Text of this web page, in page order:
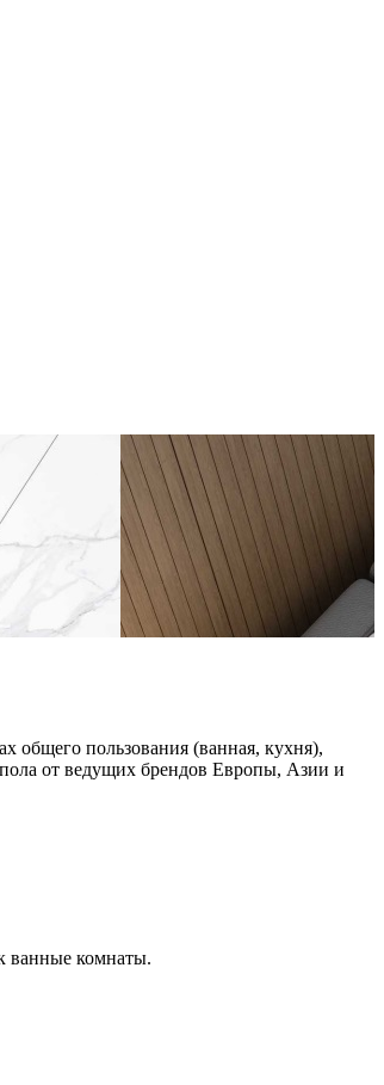
общего пользования (ванная, кухня),
от ведущих брендов Европы, Азии и
ванные комнаты.